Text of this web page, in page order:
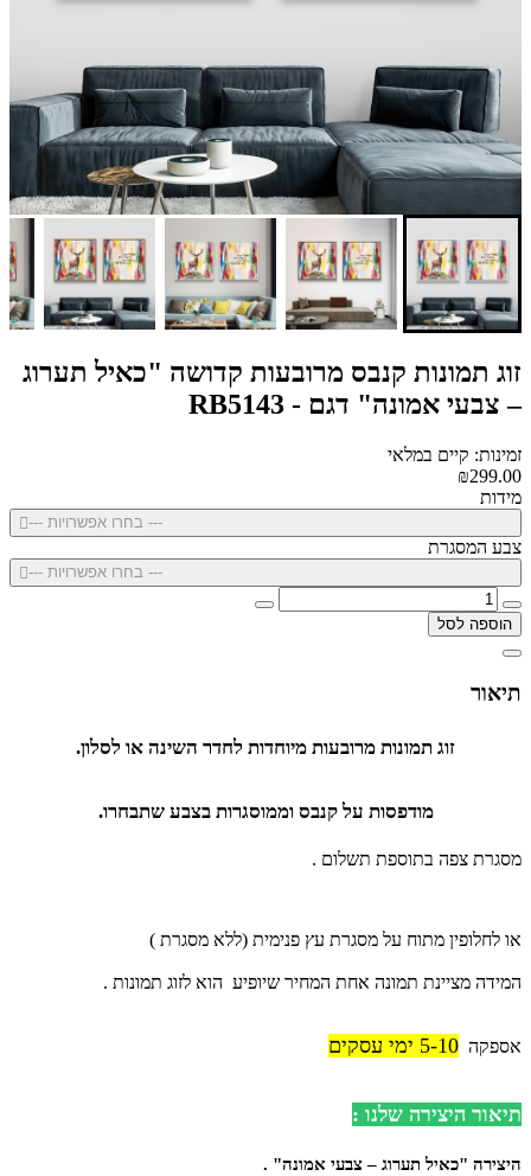
זוג תמונות קנבס מרובעות קדושה "כאיל תערוג
– צבעי אמונה" דגם - RB5143
זמינות: קיים במלאי
₪299.00
מידות
--- בחרו אפשרויות ---
צבע המסגרת
--- בחרו אפשרויות ---
הוספה לסל
תיאור
זוג תמונות מרובעות מיוחדות לחדר השינה או לסלון.
מודפסות על קנבס וממוסגרות בצבע שתבחרו.
מסגרת צפה בתוספת תשלום .
או לחלופין מתוח על מסגרת עץ פנימית (ללא מסגרת )
המידה מציינת תמונה אחת המחיר שיופיע הוא לזוג תמונות .
אספקה 5-10 ימי עסקים
תיאור היצירה שלנו :
היצירה "כאיל תערוג – צבעי אמונה"
.